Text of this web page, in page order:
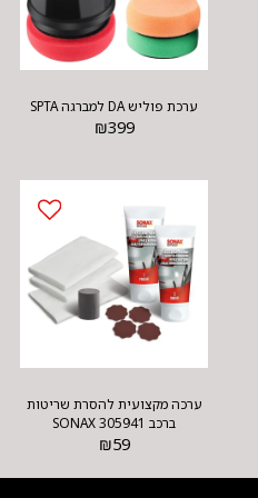
ערכת פוליש DA למברגה SPTA
₪399
ערכה מקצועית להסרת שריטות
ברכב SONAX 305941
₪59